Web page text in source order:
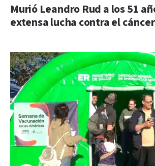
Murió Leandro Rud a los 51
extensa lucha contra el cáncer